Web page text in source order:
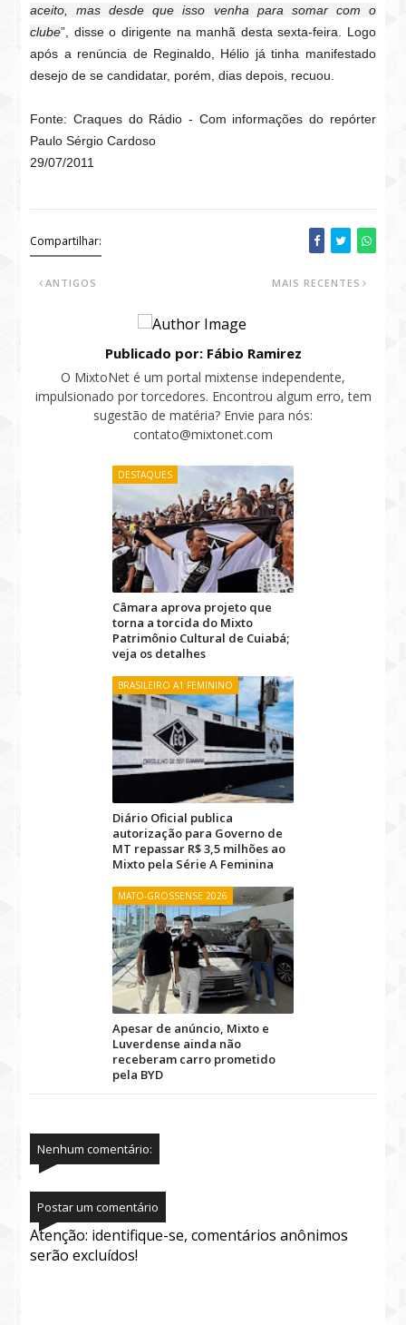
aceito, mas desde que isso venha para somar com o
clube”, disse o dirigente na manhã desta sexta-feira. Logo
após a renúncia de Reginaldo, Hélio já tinha manifestado
desejo de se candidatar, porém, dias depois, recuou.
Fonte: Craques do Rádio - Com informações do repórter
Paulo Sérgio Cardoso
29/07/2011
Compartilhar:
MAIS RECENTES
ANTIGOS
Publicado por: Fábio Ramirez
O MixtoNet é um portal mixtense independente,
impulsionado por torcedores. Encontrou algum erro, tem
sugestão de matéria? Envie para nós:
contato@mixtonet.com
DESTAQUES
Câmara aprova projeto que
torna a torcida do Mixto
Patrimônio Cultural de Cuiabá;
veja os detalhes
BRASILEIRO A1 FEMININO
Diário Oficial publica
autorização para Governo de
MT repassar R$ 3,5 milhões ao
Mixto pela Série A Feminina
MATO-GROSSENSE 2026
Apesar de anúncio, Mixto e
Luverdense ainda não
receberam carro prometido
pela BYD
Nenhum comentário:
Postar um comentário
Atenção: identifique-se, comentários anônimos
serão excluídos!